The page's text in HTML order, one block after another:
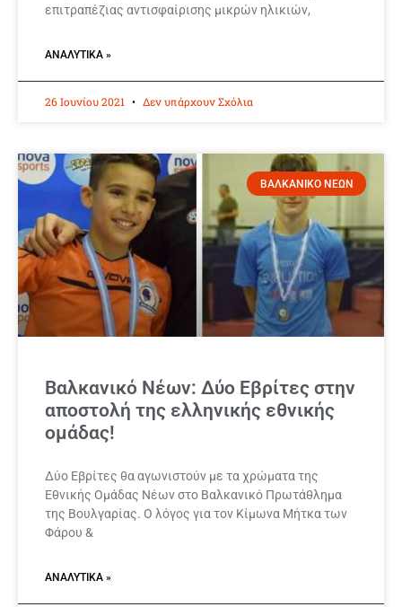
επιτραπέζιας αντισφαίρισης μικρών ηλικιών,
ΑΝΑΛΥΤΙΚΆ »
26 Ιουνίου 2021 Δεν υπάρχουν Σχόλια
ΒΑΛΚΑΝΙΚΟ ΝΕΩΝ
Βαλκανικό Νέων: Δύο Εβρίτες στην
αποστολή της ελληνικής εθνικής
ομάδας!
Δύο Εβρίτες θα αγωνιστούν με τα χρώματα της
Εθνικής Ομάδας Νέων στο Βαλκανικό Πρωτάθλημα
της Βουλγαρίας. Ο λόγος για τον Κίμωνα Μήτκα των
Φάρου &
ΑΝΑΛΥΤΙΚΆ »